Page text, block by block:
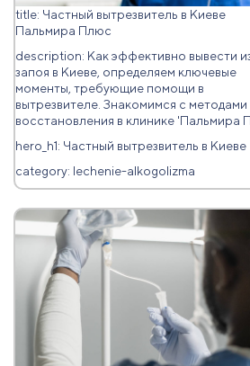
title: Частный вытрезвитель в Киеве
Пальмира Плюс
description: Как эффективно вывести
запоя в Киеве, определяем ключевые
моменты, требующие помощи в
вытрезвителе. Знакомимся с методами
восстановления в клинике 'Пальмира
hero_h1: Частный вытрезвитель в Киеве
category: lechenie-alkogolizma